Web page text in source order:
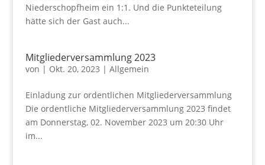
Niederschopfheim ein 1:1. Und die Punkteteilung
hätte sich der Gast auch...
Mitgliederversammlung 2023
von | Okt. 20, 2023 | Allgemein
Einladung zur ordentlichen Mitgliederversammlung
Die ordentliche Mitgliederversammlung 2023 findet
am Donnerstag, 02. November 2023 um 20:30 Uhr
im...